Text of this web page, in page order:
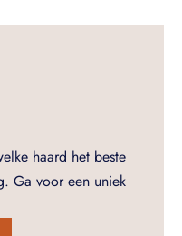
haard het beste
Ga voor een uniek